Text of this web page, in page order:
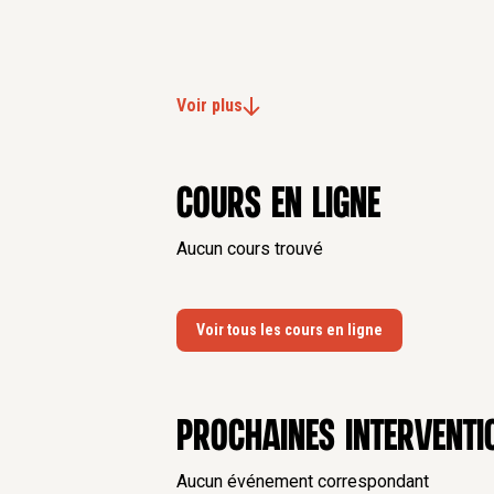
Voir plus
Cours en ligne
Aucun cours trouvé
Voir tous les cours en ligne
Prochaines
Aucun événement correspondant